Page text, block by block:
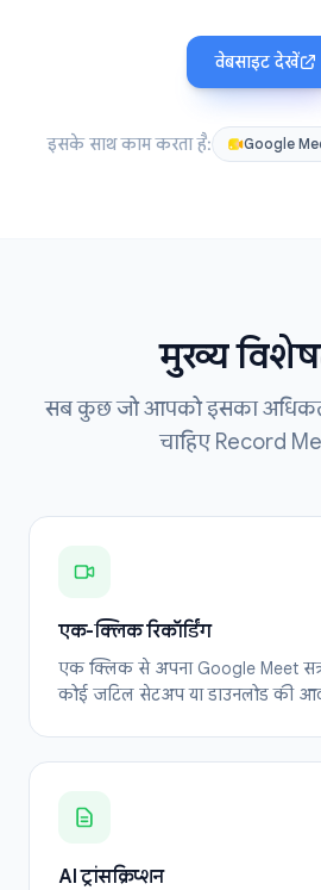
वेबसाइट देखें
इसके साथ काम करता है: Google
मुख्य
सब कुछ जो आपको इसका
चाहिए Record
एक-क्लिक रिकॉर्डिंग
एक क्लिक से अपना Google Meet सत्र
कोई जटिल सेटअप या डाउनलोड की
AI ट्रांसक्रिप्शन